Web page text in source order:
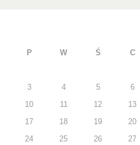
P W Ś C
3 4 5 6
10 11 12 13
17 18 19 20
24 25 26 27